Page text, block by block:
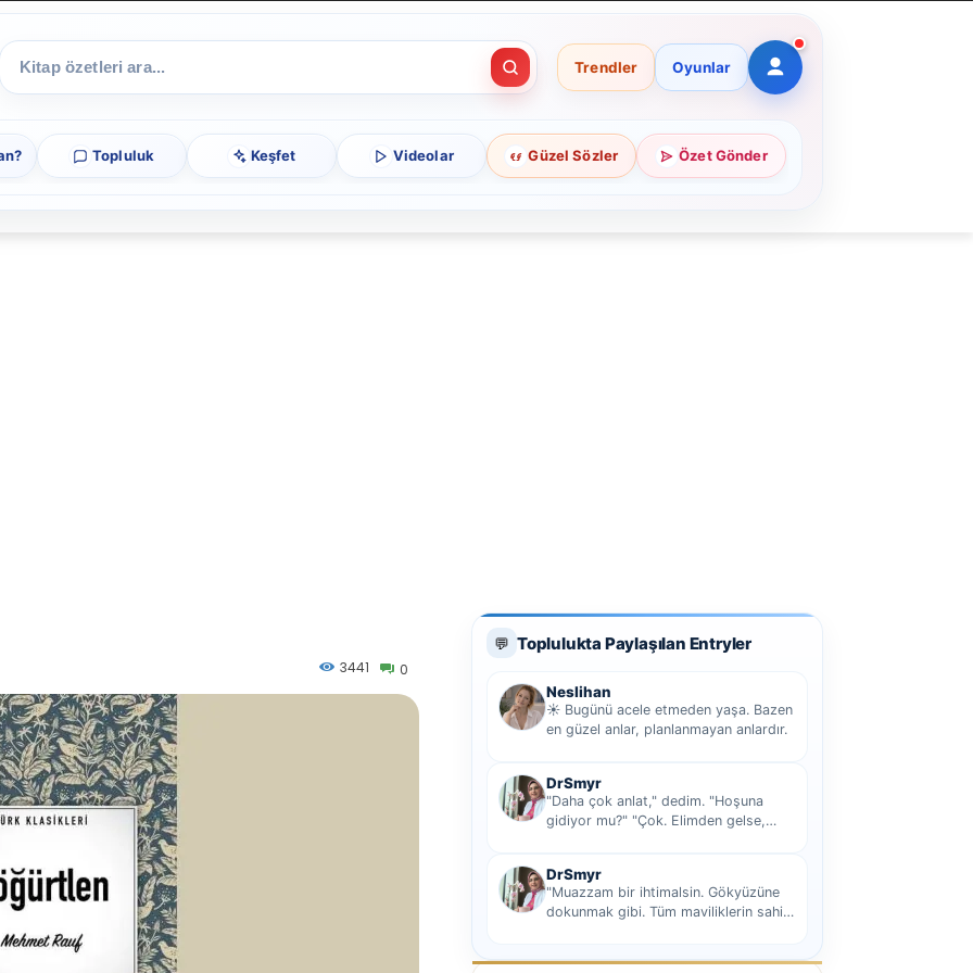
Trendler Oyunlar
Topluluk Keşfet Videolar Güzel Sözler Özet Gönder
0
3441
💬 Toplulukta Paylaşılan Entryler
Neslihan
☀️ Bugünü acele etmeden yaşa. Bazen
en güzel anlar, planlanmayan anlardır.
DrSmyr
"Daha çok anlat," dedim. "Hoşuna
gidiyor mu?" "Çok. Elimden gelse,
DrSmyr
"Muazzam bir ihtimalsin. Gökyüzüne
dokunmak gibi. Tüm maviliklerin sahibi